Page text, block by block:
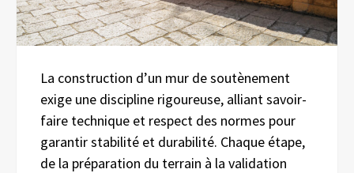
La construction d’un mur de soutènement
exige une discipline rigoureuse, alliant savoir-
faire technique et respect des normes pour
garantir stabilité et durabilité. Chaque étape,
de la préparation du terrain à la validation